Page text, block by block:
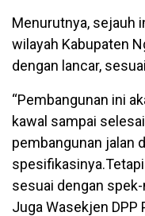
Menurutnya, sejauh
wilayah Kabupaten
dengan lancar,
“Pembangunan ini
kawal sampai
pembangunan jalan
sesuai dengan spek-
Juga Wasekjen DPP